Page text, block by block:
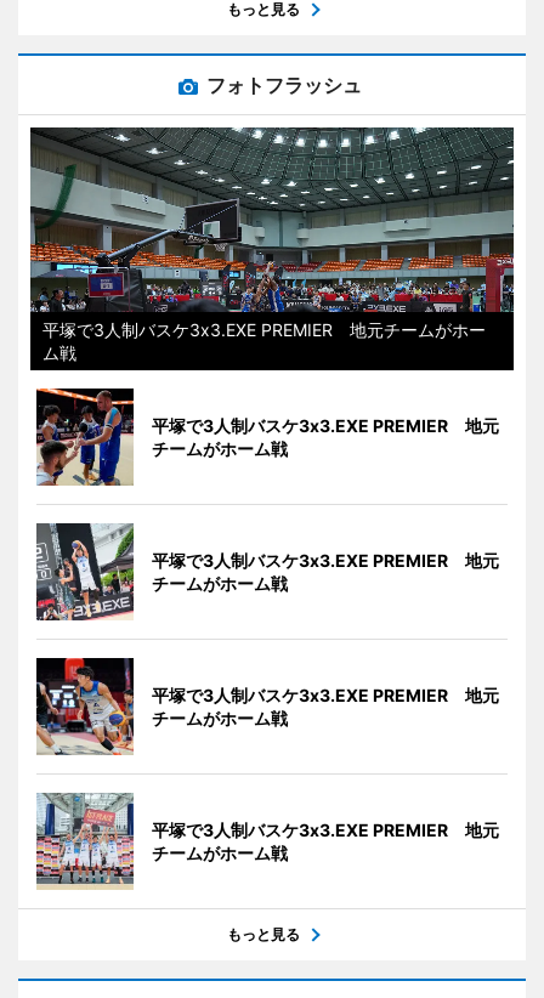
もっと見る
フォトフラッシュ
平塚で3人制バスケ3x3.EXE PREMIER 地元チームがホー
ム戦
平塚で3人制バスケ3x3.EXE PREMIER 地元
チームがホーム戦
平塚で3人制バスケ3x3.EXE PREMIER 地元
チームがホーム戦
平塚で3人制バスケ3x3.EXE PREMIER 地元
チームがホーム戦
平塚で3人制バスケ3x3.EXE PREMIER 地元
チームがホーム戦
もっと見る